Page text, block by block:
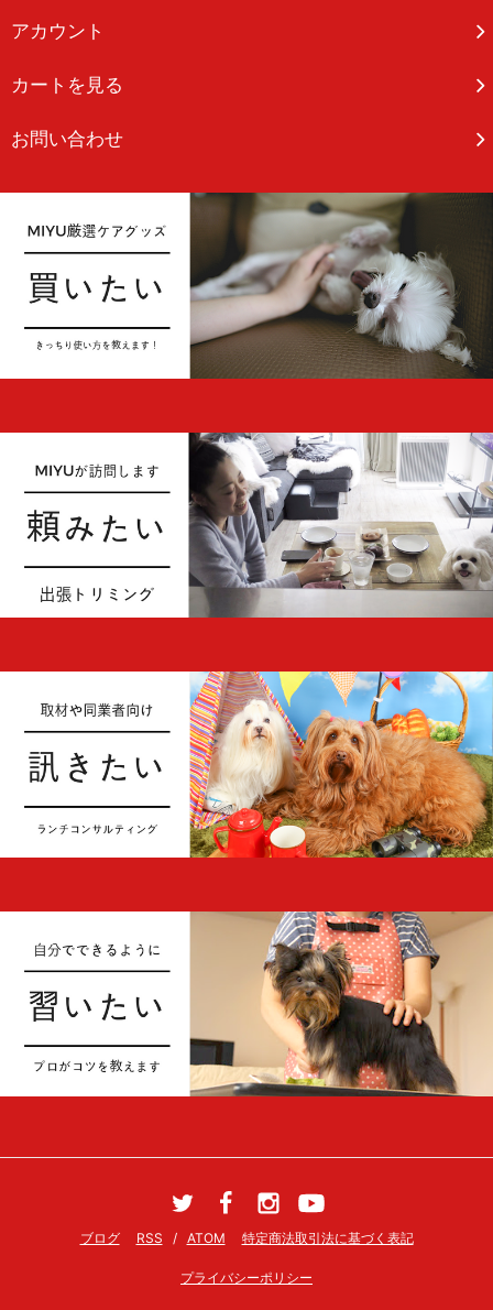
アカウント
カートを見る
お問い合わせ
ブログ RSS / ATOM 特定商法取引法に基づく表記
プライバシーポリシー